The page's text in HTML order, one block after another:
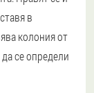
в
колония от
се определи